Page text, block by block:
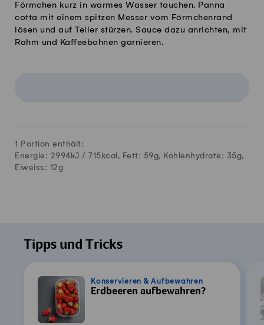
Förmchen kurz in warmes Wasser tauchen. Panna
cotta mit einem spitzen Messer vom Förmchenrand
lösen und auf Teller stürzen. Sauce dazu anrichten, mit
Rahm und Kaffeebohnen garnieren.
1 Portion enthält:
Energie: 2994kJ / 715 kcal, Fett: 59g, Kohlenhydrate: 35g,
Eiweiss: 12g
Tipps und Tricks
Konservieren & Aufbewahren
Erdbeeren aufbewahren?